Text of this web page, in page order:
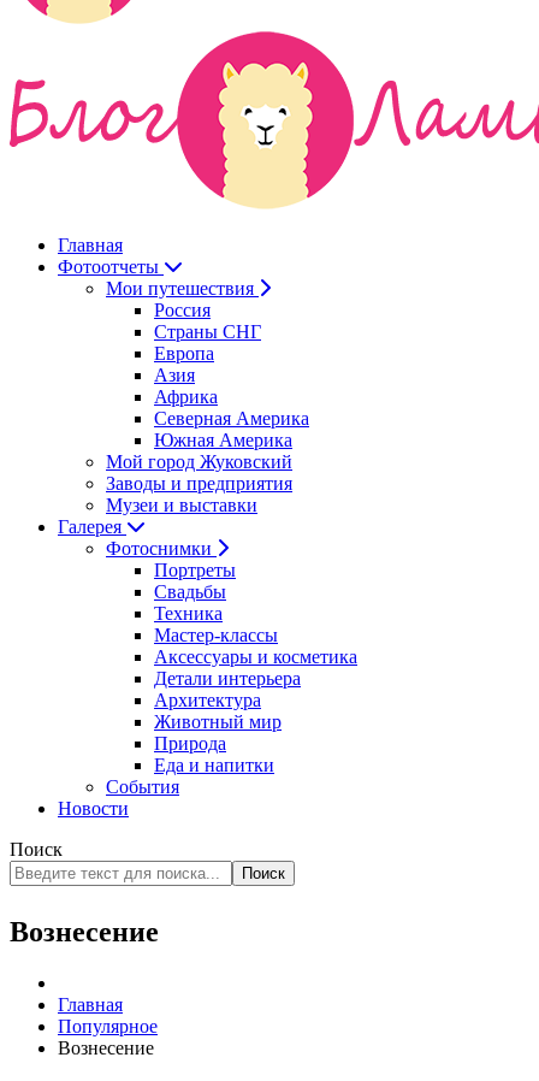
Главная
Фотоотчеты
Мои путешествия
Россия
Страны СНГ
Европа
Азия
Африка
Северная Америка
Южная Америка
Мой город Жуковский
Заводы и предприятия
Музеи и выставки
Галерея
Фотоснимки
Портреты
Свадьбы
Техника
Мастер-классы
Аксессуары и косметика
Детали интерьера
Архитектура
Животный мир
Природа
Еда и напитки
События
Новости
Поиск
Поиск
Вознесение
Главная
Популярное
Вознесение